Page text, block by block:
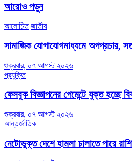
আরোও পড়ুন
আলোচিত জাতীয়
সামাজিক যোগাযোগমাধ্যমে অপপ্রচার,
শুক্রবার, ০৭ আগস্ট ২০২৬
প্রযুক্তি
ফেসবুক বিজ্ঞাপনের পেমেন্টে যুক্ত হচ্ছে
শুক্রবার, ০৭ আগস্ট ২০২৬
আন্তর্জাতিক
নেটোভুক্ত দেশে হামলা চালাতে পারে